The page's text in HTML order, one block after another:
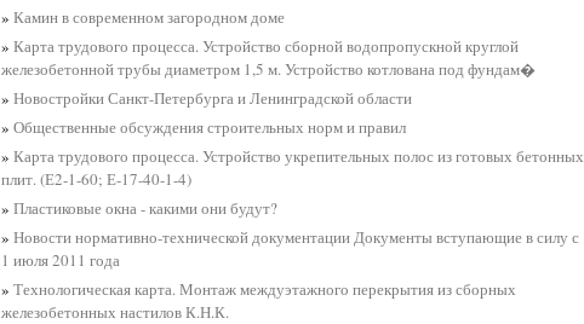
» Камин в современном загородном доме
» Карта трудового процесса. Устройство сборной водопропускной круглой
железобетонной трубы диаметром 1,5 м. Устройство котлована под фундам�
» Новостройки Санкт-Петербурга и Ленинградской области
» Общественные обсуждения строительных норм и правил
» Карта трудового процесса. Устройство укрепительных полос из готовых бетонных
плит. (Е2-1-60; Е-17-40-1-4)
» Пластиковые окна - какими они будут?
» Новости нормативно-технической документации Документы вступающие в силу с
1 июля 2011 года
» Технологическая карта. Монтаж междуэтажного перекрытия из сборных
железобетонных настилов К.Н.К.